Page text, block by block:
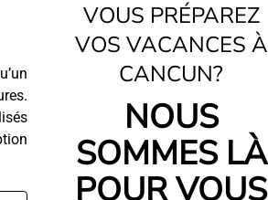
VOUS PRÉPAREZ
VOS VACANCES À
CANCUN?
NOUS
SOMMES LÀ
POUR VOUS